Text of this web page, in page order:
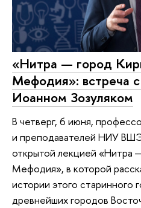
«Нитра — город
Мефодия»: встреча
Иоанном Зозуляком
В четверг, 6 июня,
и преподавателей НИУ
открытой лекцией «Нитра
Мефодия», в которой
истории этого старинного
древнейших городов